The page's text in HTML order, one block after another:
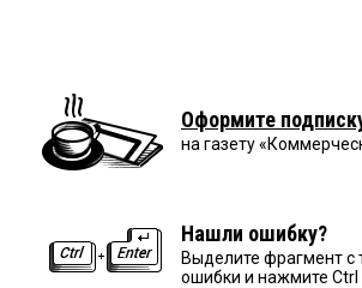
Оформите
на газету
Нашли ошибку?
Выделите фрагмент с
ошибки и нажмите Ctrl